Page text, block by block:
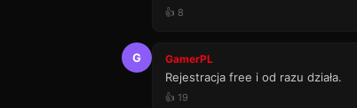
👍 8
G GamerPL
Rejestracja free i od razu działa.
👍 19